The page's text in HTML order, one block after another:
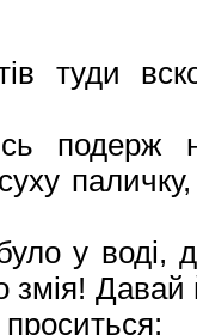
туди
подерж
у воді,
змія!